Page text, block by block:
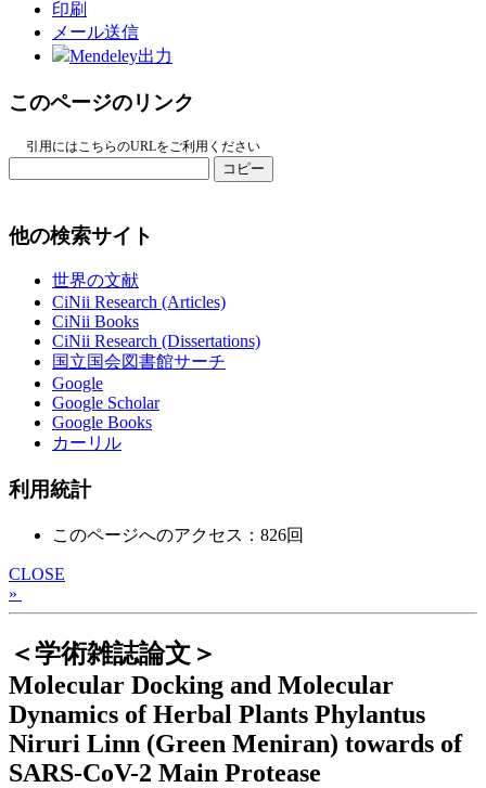
印刷
メール送信
Mendeley出力
このページのリンク
引用にはこちらのURLをご利用ください
コピー
他の検索サイト
世界の文献
CiNii Research (Articles)
CiNii Books
CiNii Research (Dissertations)
国立国会図書館サーチ
Google
Google Scholar
Google Books
カーリル
利用統計
このページへのアクセス：826回
CLOSE
»
＜学術雑誌論文＞
Molecular Docking and Molecular
Dynamics of Herbal Plants Phylantus
Niruri Linn (Green Meniran) towards of
SARS-CoV-2 Main Protease